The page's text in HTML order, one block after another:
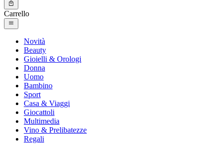
Carrello
Novità
Beauty
Gioielli & Orologi
Donna
Uomo
Bambino
Sport
Casa & Viaggi
Giocattoli
Multimedia
Vino & Prelibatezze
Regali